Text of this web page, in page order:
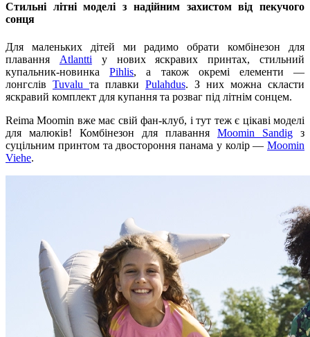
Стильні літні моделі з надійним захистом від пекучого
сонця
Для маленьких дітей ми радимо обрати комбінезон для
плавання Atlantti у нових яскравих принтах, стильний
купальник-новинкаPihlis, а також окремі елементи —
лонгслів Tuvalu та плавки Pulahdus. З них можна скласти
яскравий комплект для купання та розваг під літнім сонцем.
Reima Moomin вже має свій фан-клуб, і тут теж є цікаві моделі
для малюків! Комбінезон для плавання Moomin Sandig з
суцільним принтом та двостороння панама у колір — Moomin
Viehe.